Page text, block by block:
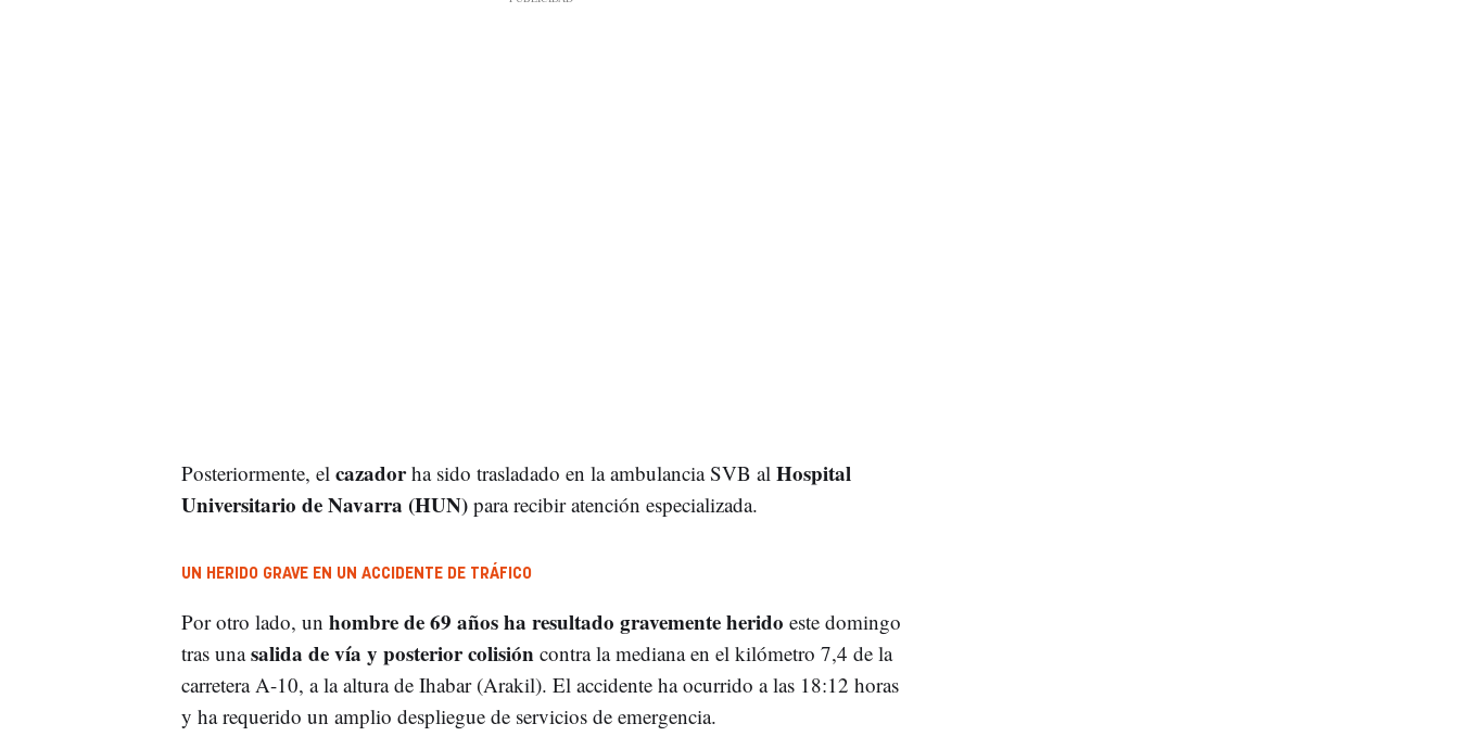
Posteriormente, el cazadorha sido trasladado en la ambulancia SVB al Hospital
Universitario de Navarra (HUN)para recibir atención especializada.
UN HERIDO GRAVE EN UN ACCIDENTE DE TRÁFICO
Por otro lado, un hombre de 69 años ha resultado gravemente herido este domingo
tras unasalida de vía y posterior colisióncontra la mediana en el kilómetro 7,4 de la
carretera A-10, a la altura de Ihabar (Arakil). El accidente ha ocurrido a las 18:12 horas
y ha requerido un amplio despliegue de servicios de emergencia.